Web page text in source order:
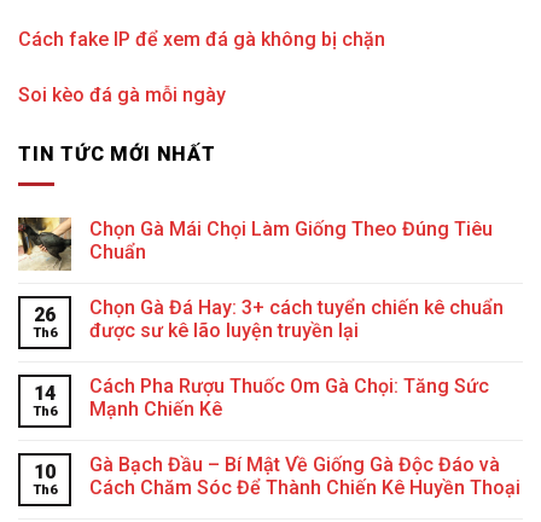
Cách fake IP để xem đá gà không bị chặn
Soi kèo đá gà mỗi ngày
TIN TỨC MỚI NHẤT
Chọn Gà Mái Chọi Làm Giống Theo Đúng Tiêu
Chuẩn
26
Th6
Chọn Gà Đá Hay: 3+ cách tuyển chiến kê chuẩn
được sư kê lão luyện truyền lại
14
Th6
Cách Pha Rượu Thuốc Om Gà Chọi: Tăng Sức
Mạnh Chiến Kê
10
Th6
Gà Bạch Đầu – Bí Mật Về Giống Gà Độc Đáo và
Cách Chăm Sóc Để Thành Chiến Kê Huyền Thoại